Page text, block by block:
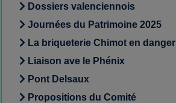
Dossiers valenciennois
Journées du Patrimoine 2025
La briqueterie Chimot en danger
Liaison ave le Phénix
Pont Delsaux
Propositions du Comité